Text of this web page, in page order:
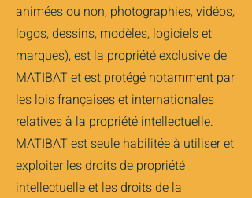
animées ou non, photographies, vidéos,
logos, dessins, modèles, logiciels et
marques), est la propriété exclusive de
MATIBAT et est protégé notamment par
les lois françaises et internationales
relatives à la propriété intellectuelle.
MATIBAT est seule habilitée à utiliser et
exploiter les droits de propriété
intellectuelle et les droits de la